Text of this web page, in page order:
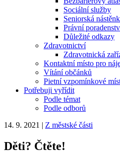
Sociální služby
Seniorská
Právní
Důležité odkazy
Zdravotnictví
Zdravotnická
Kontaktní místo pro
Vítání občánků
Pietní vzpomínkové
Potřebuji vyřídit
Podle témat
Podle odborů
14. 9. 2021 | Z městské části
Děti? Čtěte!